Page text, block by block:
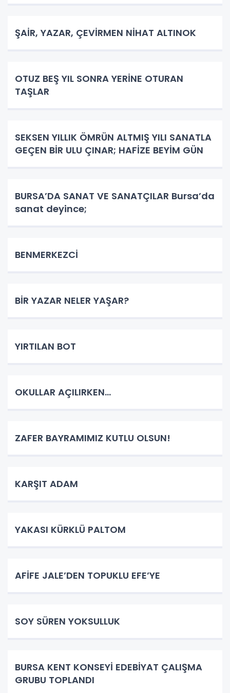
ŞAİR, YAZAR, ÇEVİRMEN NİHAT ALTINOK
OTUZ BEŞ YIL SONRA YERİNE OTURAN
TAŞLAR
SEKSEN YILLIK ÖMRÜN ALTMIŞ YILI SANATLA
GEÇEN BİR ULU ÇINAR; HAFİZE BEYİM GÜN
BURSA’DA SANAT VE SANATÇILAR Bursa’da
sanat deyince;
BENMERKEZCİ
BİR YAZAR NELER YAŞAR?
YIRTILAN BOT
OKULLAR AÇILIRKEN…
ZAFER BAYRAMIMIZ KUTLU OLSUN!
KARŞIT ADAM
YAKASI KÜRKLÜ PALTOM
AFİFE JALE’DEN TOPUKLU EFE’YE
SOY SÜREN YOKSULLUK
BURSA KENT KONSEYİ EDEBİYAT ÇALIŞMA
GRUBU TOPLANDI